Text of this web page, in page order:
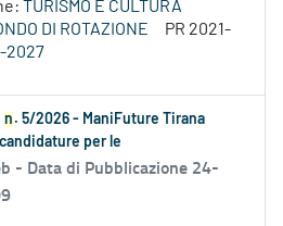
TURISMO E CULTURA
DI ROTAZIONE
PR 2021-
2027
n . 5/2026 - ManiFuture Tirana
per le
- Data di Pubblicazione 24-